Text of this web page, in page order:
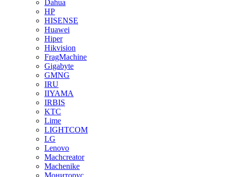
Dahua
HP
HISENSE
Huawei
Hiper
Hikvision
FragMachine
Gigabyte
GMNG
IRU
IIYAMA
IRBIS
KTC
Lime
LIGHTCOM
LG
Lenovo
Machcreator
Machenike